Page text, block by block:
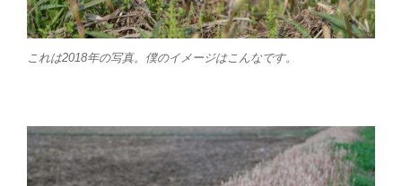
これは2018年の写真。僕のイメージはこんなです。